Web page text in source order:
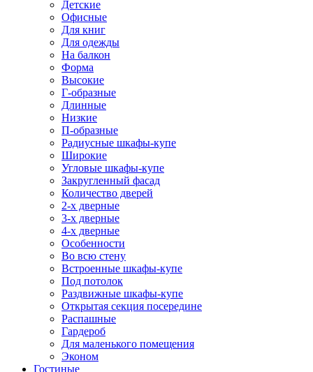
Детские
Офисные
Для книг
Для одежды
На балкон
Форма
Высокие
Г-образные
Длинные
Низкие
П-образные
Радиусные шкафы-купе
Широкие
Угловые шкафы-купе
Закругленный фасад
Количество дверей
2-х дверные
3-х дверные
4-х дверные
Особенности
Во всю стену
Встроенные шкафы-купе
Под потолок
Раздвижные шкафы-купе
Открытая секция посередине
Распашные
Гардероб
Для маленького помещения
Эконом
Гостиные